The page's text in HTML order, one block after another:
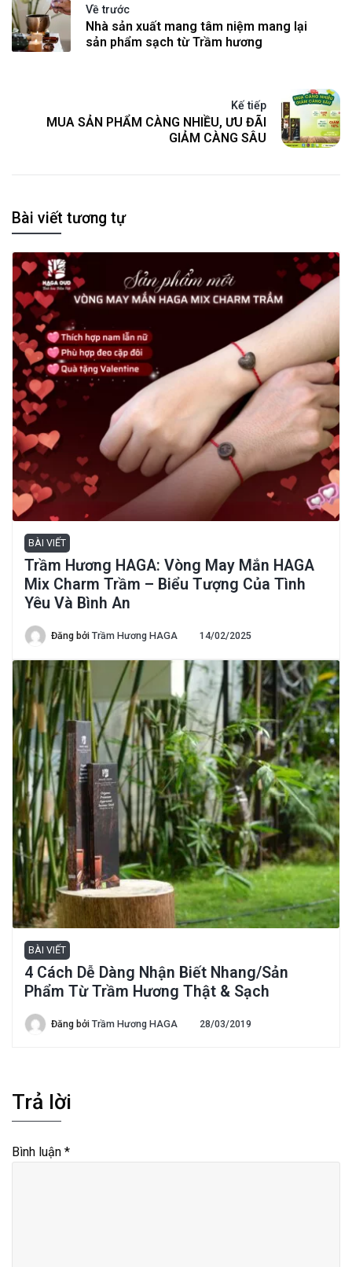
Về trước
Nhà sản xuất mang tâm niệm mang lại
sản phẩm sạch từ Trầm hương
Kế tiếp
MUA SẢN PHẨM CÀNG NHIỀU, ƯU ĐÃI
GIẢM CÀNG SÂU
Bài viết tương tự
BÀI VIẾT
Trầm Hương HAGA: Vòng May Mắn HAGA
Mix Charm Trầm – Biểu Tượng Của Tình
Yêu Và Bình An
Đăng bởi Trầm Hương HAGA 14/02/2025
BÀI VIẾT
4 Cách Dễ Dàng Nhận Biết Nhang/Sản
Phẩm Từ Trầm Hương Thật & Sạch
Đăng bởi Trầm Hương HAGA 28/03/2019
Trả lời
Bình luận *